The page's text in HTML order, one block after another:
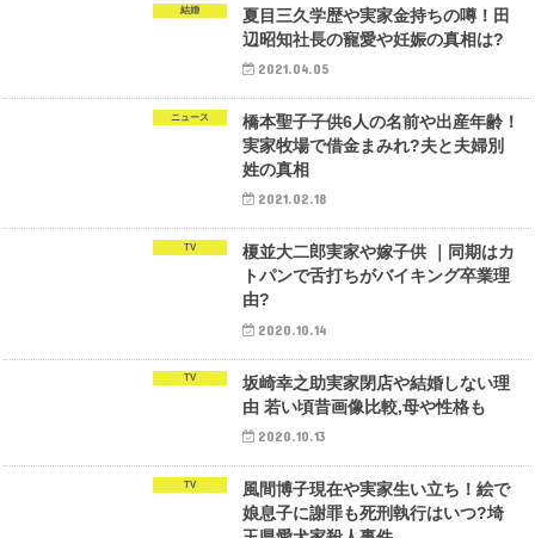
結婚
夏目三久学歴や実家金持ちの噂！田
辺昭知社長の寵愛や妊娠の真相は?
2021.04.05
ニュース
橋本聖子子供6人の名前や出産年齢！
実家牧場で借金まみれ?夫と夫婦別
姓の真相
2021.02.18
TV
榎並大二郎実家や嫁子供 ｜同期はカ
トパンで舌打ちがバイキング卒業理
由?
2020.10.14
TV
坂崎幸之助実家閉店や結婚しない理
由 若い頃昔画像比較,母や性格も
2020.10.13
TV
風間博子現在や実家生い立ち！絵で
娘息子に謝罪も死刑執行はいつ?埼